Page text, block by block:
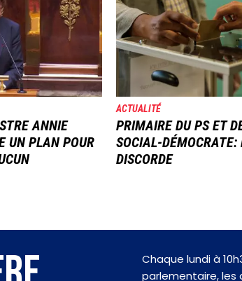
ANNIE
UN PLAN POUR
ACTUALITÉ
PRIMAIRE DU PS ET
SOCIAL-DÉMOCRATE:
DISCORDE
Chaque lundi à
parlementaire, les